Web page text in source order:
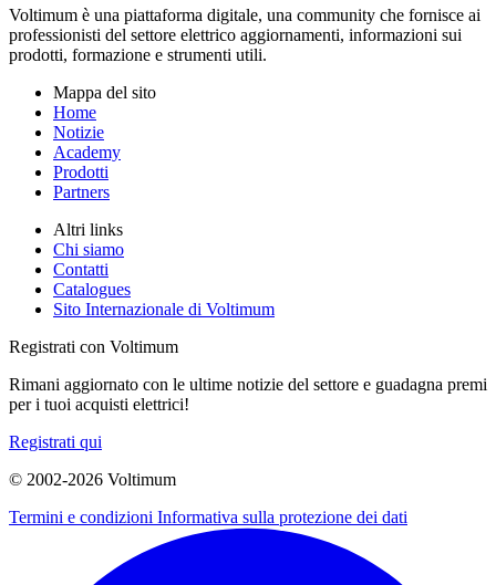
Voltimum è una piattaforma digitale, una community che fornisce ai
professionisti del settore elettrico aggiornamenti, informazioni sui
prodotti, formazione e strumenti utili.
Mappa del sito
Home
Notizie
Academy
Prodotti
Partners
Altri links
Chi siamo
Contatti
Catalogues
Sito Internazionale di Voltimum
Registrati con Voltimum
Rimani aggiornato con le ultime notizie del settore e guadagna premi
per i tuoi acquisti elettrici!
Registrati qui
© 2002-2026 Voltimum
Termini e condizioni Informativa sulla protezione dei dati